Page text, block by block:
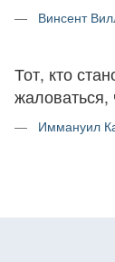
Винсент
Тот, кто
жаловаться,
Иммануил